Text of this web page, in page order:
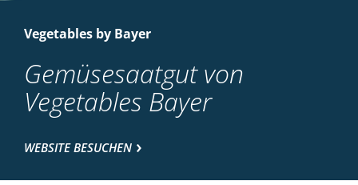
Vegetables by Bayer
Gemüsesaatgut von
Vegetables Bayer
WEBSITE BESUCHEN